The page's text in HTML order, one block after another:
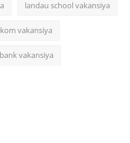
landau school vakansiya
vakansiya
vakansiya